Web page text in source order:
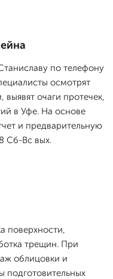
по телефону
осмотрят
очаги протечек,
в Уфе. На основе
и предварительную
Сб-Вс вых.
поверхности,
трещин. При
облицовки и
подготовительных